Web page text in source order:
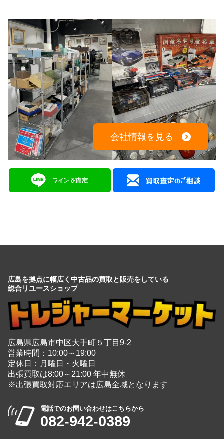
会社情報を見る
広島を拠点に幅広く中古品の買取と販売をしている
総合リユースショップ
広島県広島市中区大手町５丁目9-2
営業時間：10:00～19:00
定休日：月曜日・火曜日
出張買取は8:00～21:00 年中無休
※出張買取対応エリアは広島全域となります
電話でのお問い合わせはこちらから
082-942-0389